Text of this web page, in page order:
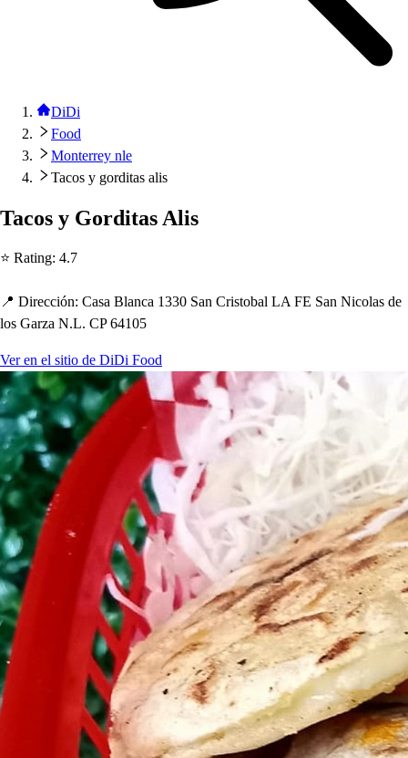
DiDi
Food
Monterrey nle
Tacos y gorditas alis
Tacos y Gorditas Alis
⭐ Rating: 4.7
📍 Dirección: Casa Blanca 1330 San Cristobal LA FE San Nicolas de
los Garza N.L. CP 64105
Ver en el sitio de DiDi Food